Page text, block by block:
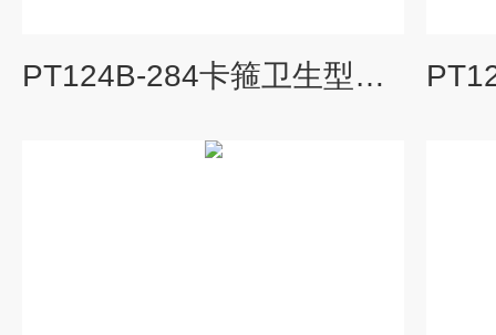
PT124B-284卡箍卫生型防爆压力变送器